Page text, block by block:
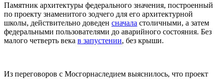
Памятник архитектуры федерального значения, построенный
по проекту знаменитого зодчего для его архитектурной
школы, действительно доведен сначала столичными, а затем
федеральными пользователями до аварийного состояния. Без
малого четверть века в запустении, без крыши.
Из переговоров с Мосгорнаследием выяснилось, что проект